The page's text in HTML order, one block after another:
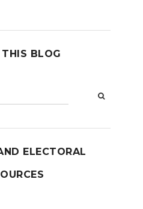
THIS BLOG
ELECTORAL